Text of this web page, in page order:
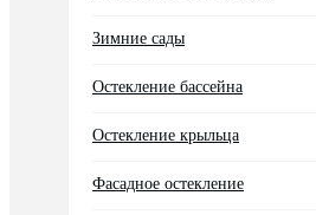
Зимние сады
Остекление бассейна
Остекление крыльца
Фасадное остекление